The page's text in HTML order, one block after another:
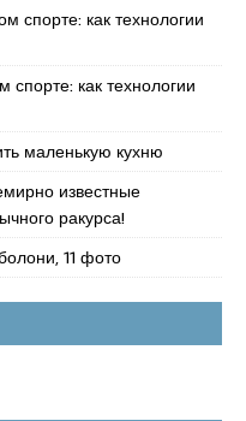
спорте: как технологии
как технологии
маленькую кухню
известные
ракурса!
11 фото